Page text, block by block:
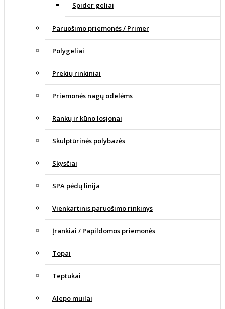
Spider geliai
Paruošimo priemonės / Primer
Polygeliai
Prekių rinkiniai
Priemonės nagų odelėms
Rankų ir kūno losjonai
Skulptūrinės polybazės
Skysčiai
SPA pėdų linija
Vienkartinis paruošimo rinkinys
Įrankiai / Papildomos priemonės
Topai
Teptukai
Alepo muilai